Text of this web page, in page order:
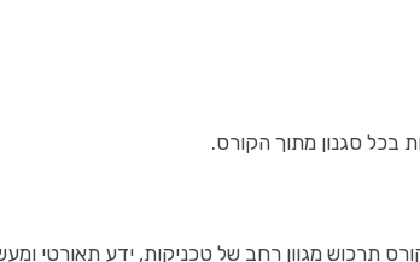
בכל סגנון מתוך הקורס.
תרכוש מגוון רחב של טכניקות, ידע תאורטי